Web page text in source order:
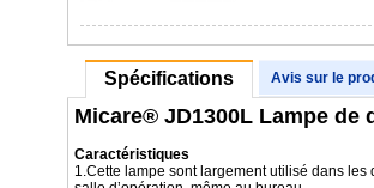
Spécifications Avis sur le
Micare® JD1300L Lampe
Caractéristiques
1.Cette lampe sont largement utilisé dans